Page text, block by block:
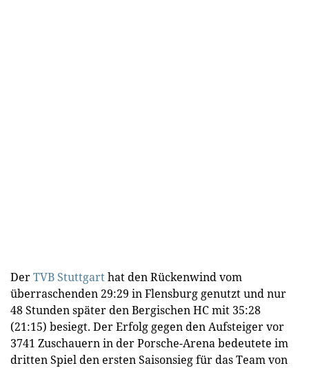
DerTVB Stuttgarthat den Rückenwind vom
überraschenden 29:29 in Flensburg genutzt und nur
48 Stunden später den Bergischen HC mit 35:28
(21:15) besiegt. Der Erfolg gegen den Aufsteiger vor
3741 Zuschauern in der Porsche-Arena bedeutete im
dritten Spiel den ersten Saisonsieg für das Team von